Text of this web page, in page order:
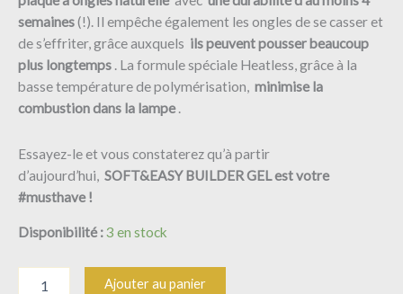
semaines(!). Il empêche également les ongles de se casser et
de s’effriter, grâce auxquels ils peuvent pousser beaucoup
plus longtemps . La formule spéciale Heatless, grâce à la
basse température de polymérisation, minimise la
combustion dans la lampe.
Essayez-le et vous constaterez qu’à partir
d’aujourd’hui, SOFT&EASY BUILDER GEL est votre
#musthave !
Disponibilité :3 en stock
Ajouter au panier